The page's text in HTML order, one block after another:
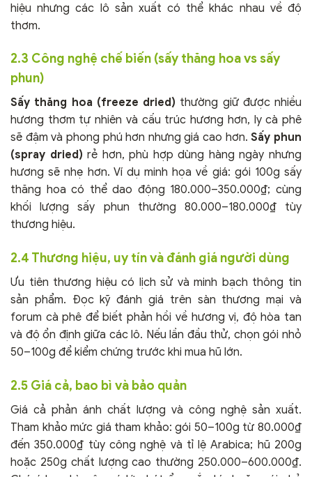
hiệu nhưng các lô sản xuất có thể khác nhau về độ
thơm.
2.3 Công nghệ chế biến (sấy thăng hoa vs sấy
phun)
Sấy thăng hoa (freeze dried) thường giữ được nhiều
hương thơm tự nhiên và cấu trúc hương hơn, ly cà phê
sẽ đậm và phong phú hơn nhưng giá cao hơn.Sấy phun
(spray dried) rẻ hơn, phù hợp dùng hàng ngày nhưng
hương sẽ nhẹ hơn. Ví dụ minh họa về giá: gói 100g sấy
thăng hoa có thể dao động 180.000–350.000₫; cùng
khối lượng sấy phun thường 80.000–180.000₫ tùy
thương hiệu.
2.4 Thương hiệu, uy tín và đánh giá người dùng
Ưu tiên thương hiệu có lịch sử và minh bạch thông tin
sản phẩm. Đọc kỹ đánh giá trên sàn thương mại và
forum cà phê để biết phản hồi về hương vị, độ hòa tan
và độ ổn định giữa các lô. Nếu lần đầu thử, chọn gói nhỏ
50–100g để kiểm chứng trước khi mua hũ lớn.
2.5 Giá cả, bao bì và bảo quản
Giá cả phản ánh chất lượng và công nghệ sản xuất.
Tham khảo mức giá tham khảo: gói 50–100g từ 80.000₫
đến 350.000₫ tùy công nghệ và tỉ lệ Arabica; hũ 200g
hoặc 250g chất lượng cao thường 250.000–600.000₫.